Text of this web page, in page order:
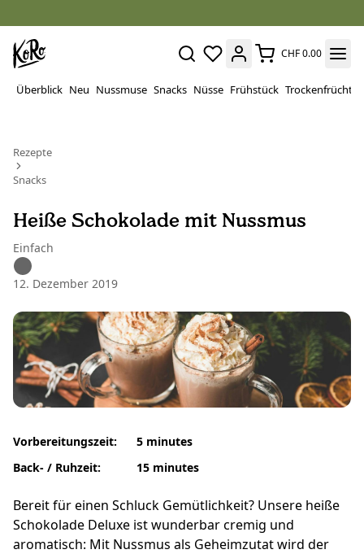
CHF 0.00
Überblick Neu Nussmuse Snacks Nüsse Frühstück Trockenfrüchte
Rezepte
Snacks
Heiße Schokolade mit Nussmus
Einfach
12. Dezember 2019
Vorbereitungszeit:
Back- / Ruhzeit:
5 minutes
15 minutes
Bereit für einen Schluck Gemütlichkeit? Unsere heiße
Schokolade Deluxe ist wunderbar cremig und
aromatisch: Mit Nussmus als Geheimzutat wird der